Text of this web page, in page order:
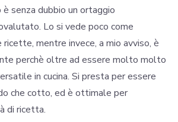
è senza dubbio un ortaggio
Lo si vede poco come
mentre invece, a mio avviso, è
perchè oltre ad essere molto molto
in cucina. Si presta per essere
che cotto, ed è ottimale per
di ricetta.